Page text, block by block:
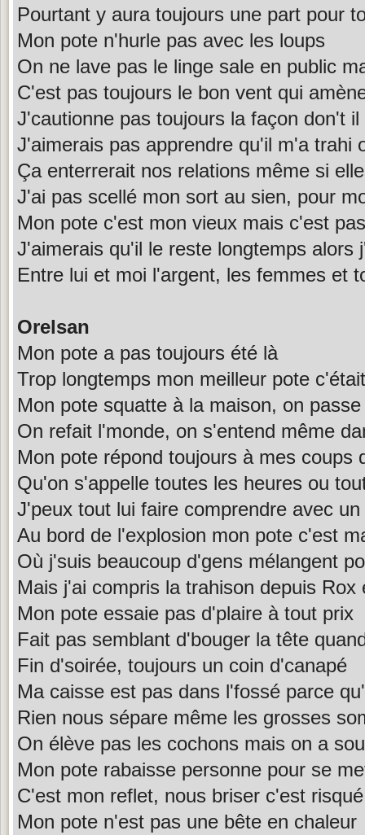
Pourtant y aura toujours une part pour
Mon pote n'hurle pas avec les loups
On ne lave pas le linge sale en public
C'est pas toujours le bon vent qui
J'cautionne pas toujours la façon don't
J'aimerais pas apprendre qu'il m'a trahi
Ça enterrerait nos relations même si
J'ai pas scellé mon sort au sien, pour
Mon pote c'est mon vieux mais c'est
J'aimerais qu'il le reste longtemps alors
Entre lui et moi l'argent, les femmes et
Orelsan
Mon pote a pas toujours été là
Trop longtemps mon meilleur pote
Mon pote squatte à la maison, on
On refait l'monde, on s'entend même
Mon pote répond toujours à mes coups
Qu'on s'appelle toutes les heures ou
J'peux tout lui faire comprendre avec
Au bord de l'explosion mon pote c'est
Où j'suis beaucoup d'gens mélangent
Mais j'ai compris la trahison depuis Rox
Mon pote essaie pas d'plaire à tout prix
Fait pas semblant d'bouger la tête
Fin d'soirée, toujours un coin d'canapé
Ma caisse est pas dans l'fossé parce
Rien nous sépare même les grosses
On élève pas les cochons mais on a
Mon pote rabaisse personne pour se
C'est mon reflet, nous briser c'est
Mon pote n'est pas une bête en chaleur